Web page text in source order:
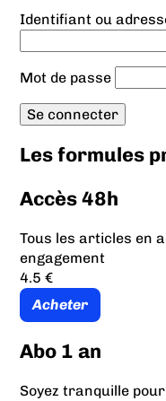
Identifiant ou
Mot de passe
Les formules
Accès 48h
Tous les articles en
engagement
4.5 €
Acheter
Abo 1 an
Soyez tranquille